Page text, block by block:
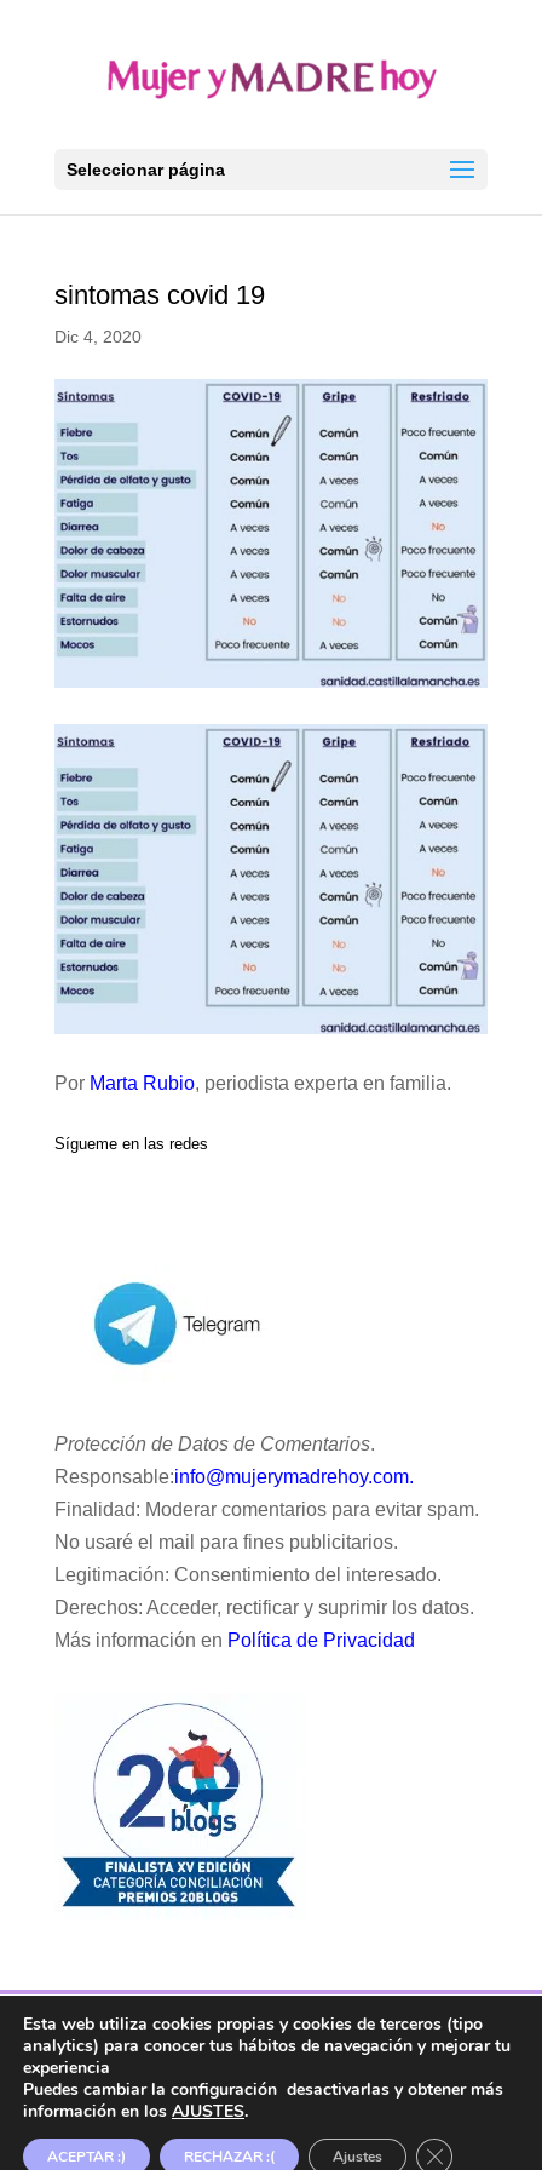
Seleccionar página
sintomas covid 19
Dic 4, 2020
Por Marta Rubio, periodista experta en familia.
Sígueme en las redes
Protección de Datos de Comentarios.
Responsable:info@mujerymadrehoy.com.
Finalidad: Moderar comentarios para evitar spam.
No usaré el mail para fines publicitarios.
Legitimación: Consentimiento del interesado.
Derechos: Acceder, rectificar y suprimir los datos.
Más información en Política de Privacidad
Facebook Twitter Telegram
RSS
Instagram
Linkedin
marca registrada en la OEPM.
Esta web utiliza cookies propias y cookies de terceros (tipo
analytics) para conocer tus hábitos de navegación y mejorar tu
experiencia
Puedes cambiar la configuración desactivarlas y obtener más
información en los AJUSTES.
ACEPTAR :) RECHAZAR :( Ajustes Cerrar el